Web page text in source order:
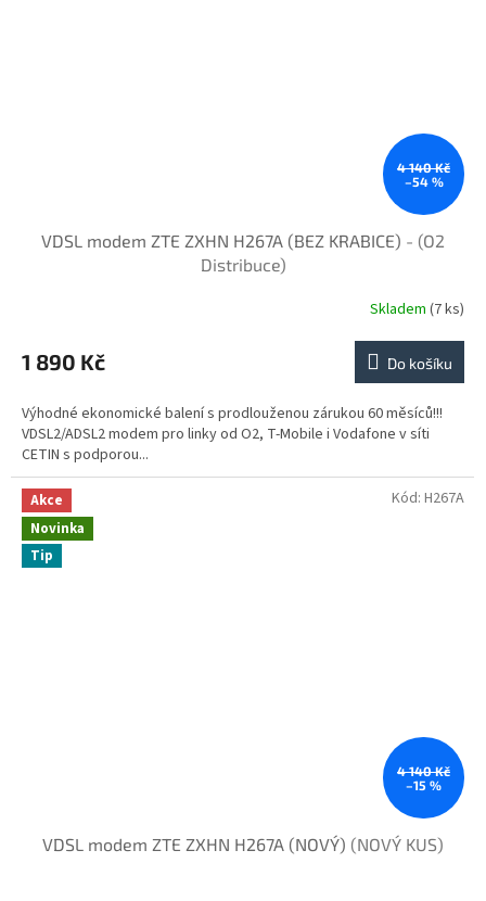
4 140 Kč
–54 %
VDSL modem ZTE ZXHN H267A (BEZ KRABICE) - (O2
Distribuce)
Skladem (7 ks)
1 890 Kč Do košíku
Výhodné ekonomické balení s prodlouženou zárukou 60 měsíců!!!
VDSL2/ADSL2 modem pro linky od O2, T-Mobile i Vodafone v síti
CETIN s podporou...
Akce
Novinka
Tip
4 140 Kč
–15 %
VDSL modem ZTE ZXHN H267A (NOVÝ) (NOVÝ KUS)
Kód: H267A